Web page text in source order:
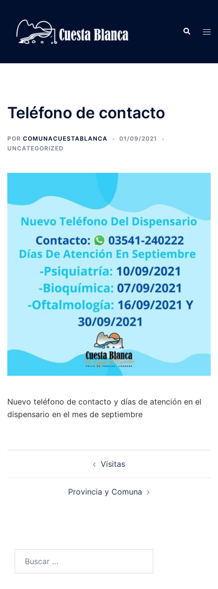
contenido
Buscar
Teléfono de contacto
POR COMUNACUESTABLANCA
01/09/2021
UNCATEGORIZED
Nuevo teléfono de contacto y días de atención en el
dispensario en el mes de septiembre
Visitas
Provincia y Comuna